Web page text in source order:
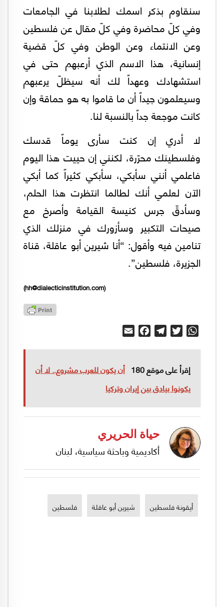
سنقاوم بذكر اسمك لطلابنا في الجامعات
وفي كلّ محاضرة وفي كلّ مقال عن فلسطين
وعن الانتماء وعن الوطن وفي كلّ قضية
إنسانية، هذا الاسم الذي أرعبهم حتى في
استشهادك وعهداً لك أنه سيظلّ يرعبهم
وسيعلمون جيداً أن ما قاموا به هو حماقة وإن
كانت موجعة جداً بالنسبة لنا.
لا أدري إن كنت سأرى يوماً قدسك
وفلسطينك محرّرة، لكنني إن حييت هذا اليوم
فاعلمي أنني سأبكي، سأبكي كثيراً كما أبكي
الآن لعلمي أنك لطالما انتظرت هذا الحلم،
وسأدقّ جرس كنيسة القيامة وأصرخ مع
صيحات التكبير وسأزورك في منزلك الذي
تنامين فيه وأقول: “أنا شيرين أبو عاقلة، قناة
الجزيرة، فلسطين”.
(
hh@dialecticinstitution.com
)
WhatsApp
Twitter
Telegram
Facebook
إقرأ على موقع 180
أن يكون للعرب مشروع.. لا أن
يكونوا بيادق بين إيران وتركيا
حياة الحريري
أكاديمية وباحثة سياسية، لبنان
أيقونة فلسطين شيرين أبو عاقلة فلسطين